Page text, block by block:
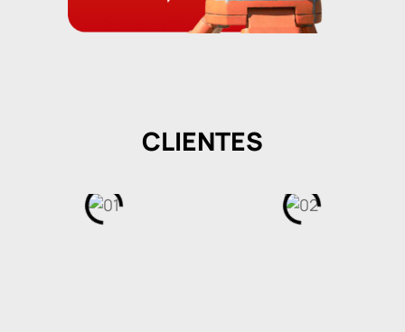
CLIENTES